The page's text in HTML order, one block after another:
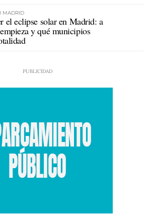
MADRID
el eclipse solar en Madrid: a
y qué municipios